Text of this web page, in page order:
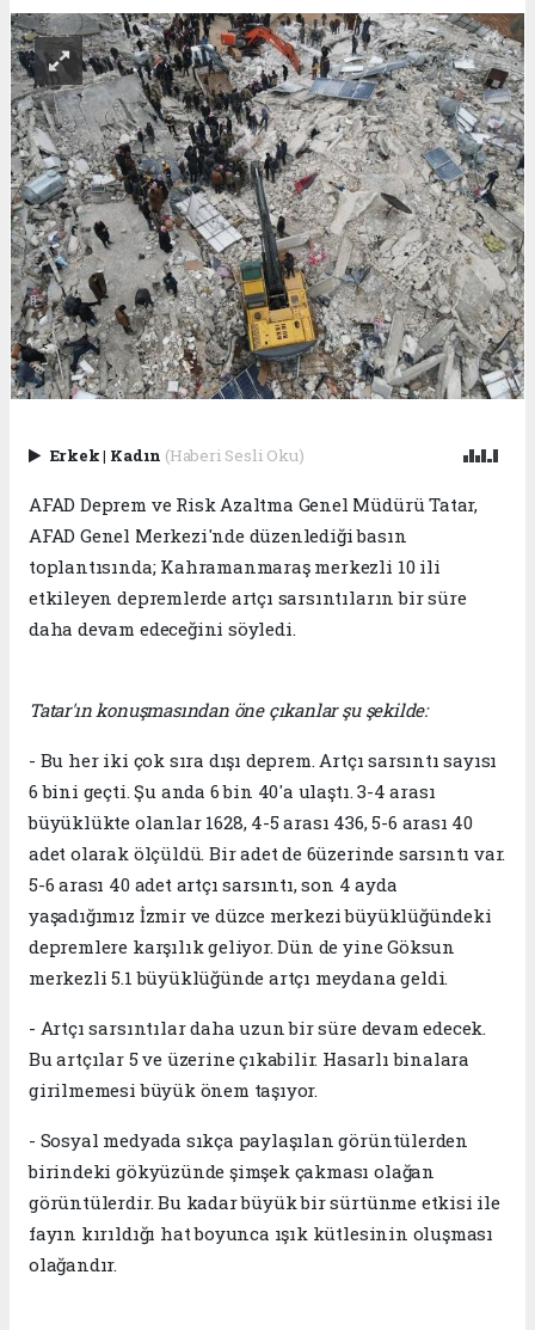
Erkek| Kadın (Haberi Sesli Oku)
AFAD Deprem ve Risk Azaltma Genel Müdürü Tatar,
AFAD Genel Merkezi'nde düzenlediği basın
toplantısında; Kahramanmaraş merkezli 10 ili
etkileyen depremlerde artçı sarsıntıların bir süre
daha devam edeceğini söyledi.
Tatar'ın konuşmasından öne çıkanlar şu şekilde:
- Bu her iki çok sıra dışı deprem. Artçı sarsıntı sayısı
6 bini geçti. Şu anda 6 bin 40'a ulaştı. 3-4 arası
büyüklükte olanlar 1628, 4-5 arası 436, 5-6 arası 40
adet olarak ölçüldü. Bir adet de 6üzerinde sarsıntı var.
5-6 arası 40 adet artçı sarsıntı, son 4 ayda
yaşadığımız İzmir ve düzce merkezi büyüklüğündeki
depremlere karşılık geliyor. Dün de yine Göksun
merkezli 5.1 büyüklüğünde artçı meydana geldi.
- Artçı sarsıntılar daha uzun bir süre devam edecek.
Bu artçılar 5 ve üzerine çıkabilir. Hasarlı binalara
girilmemesi büyük önem taşıyor.
- Sosyal medyada sıkça paylaşılan görüntülerden
birindeki gökyüzünde şimşek çakması olağan
görüntülerdir. Bu kadar büyük bir sürtünme etkisi ile
fayın kırıldığı hat boyunca ışık kütlesinin oluşması
olağandır.